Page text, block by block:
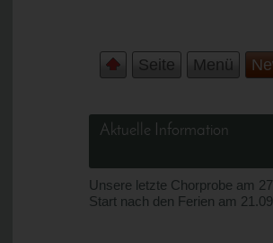
Seite Menü
Aktuelle Information
Unsere letzte Chorprobe am
Start nach den Ferien am